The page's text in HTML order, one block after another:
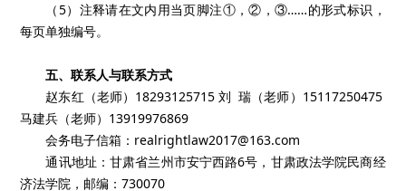
（5）注释请在文内用当页脚注①，②，③……的形式标识，
每页单独编号。
五、联系人与联系方式
赵东红（老师）18293125715 刘 瑞（老师）15117250475
马建兵（老师）13919976869
会务电子信箱：realrightlaw2017@163.com
通讯地址：甘肃省兰州市安宁西路6号，甘肃政法学院民商经
济法学院，邮编：730070